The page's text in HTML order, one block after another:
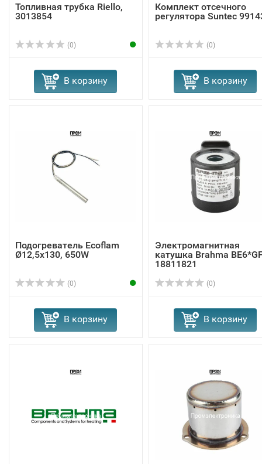
Топливная трубка Riello,
3013854
(0)
В корзину
Комплект отсечного
регулятора Suntec
(0)
В корзину
Подогреватель Ecoflam
Ø12,5x130, 650W
(0)
В корзину
Электромагнитная
катушка Brahma
18811821
(0)
В корзину